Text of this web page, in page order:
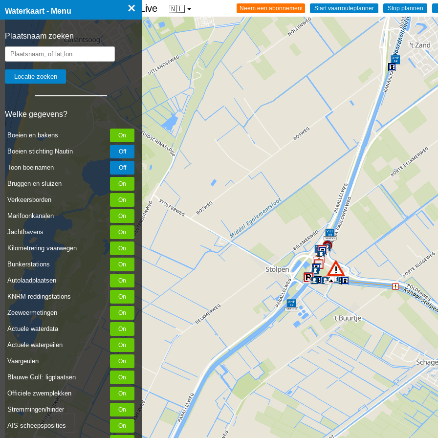
Waterkaart - Menu ×
Plaatsnaam zoeken
Welke gegevens?
Boeien en bakens
Boeien stichting Nautin
Toon boeinamen
Bruggen en sluizen
Verkeersborden
Marifoonkanalen
Jachthavens
Kilometrering vaarwegen
Bunkerstations
Autolaadplaatsen
KNRM-reddingstations
Zeeweermetingen
Actuele waterdata
Actuele waterpeilen
Vaargeulen
Blauwe Golf: ligplaatsen
Officiele zwemplekken
Stremmingen/hinder
AIS scheepsposities
☰ Waterkaart van Nederland - Live 🇳🇱